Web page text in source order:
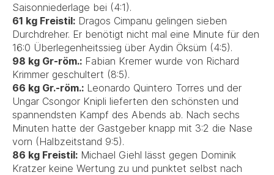
Saisonniederlage bei (4:1).
61 kg Freistil: Dragos Cimpanu gelingen sieben
Durchdreher. Er benötigt nicht mal eine Minute für den
16:0 Überlegenheitssieg über Aydin Öksüm (4:5).
98 kg Gr-röm.: Fabian Kremer wurde von Richard
Krimmer geschultert (8:5).
66 kg Gr.-röm.: Leonardo Quintero Torres und der
Ungar Csongor Knipli lieferten den schönsten und
spannendsten Kampf des Abends ab. Nach sechs
Minuten hatte der Gastgeber knapp mit 3:2 die Nase
vorn (Halbzeitstand 9:5).
86 kg Freistil: Michael Giehl lässt gegen Dominik
Kratzer keine Wertung zu und punktet selbst nach